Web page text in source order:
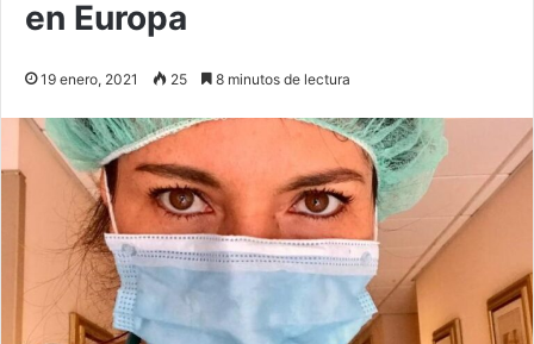
en Europa
19 enero, 2021 25 8 minutos de lectura